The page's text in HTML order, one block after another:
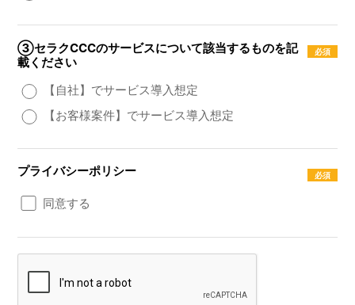
③セラクCCCのサービスについて該当するものを記
載ください
【自社】でサービス導入想定
【お客様案件】でサービス導入想定
プライバシーポリシー
同意する